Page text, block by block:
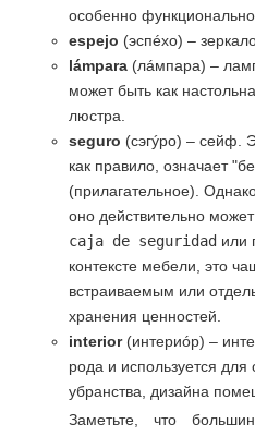
особенно
espejo (эспéхо) –
lámpara (лáмпара) –
может быть как
люстра.
seguro (сэгýро) – сейф.
как правило, означает
(прилагательное).
оно действительно
caja de seguridad или
контексте мебели, это
встраиваемым или
хранения ценностей.
interior(интериóр) –
рода и используется для
убранства, дизайна
Заметьте, что